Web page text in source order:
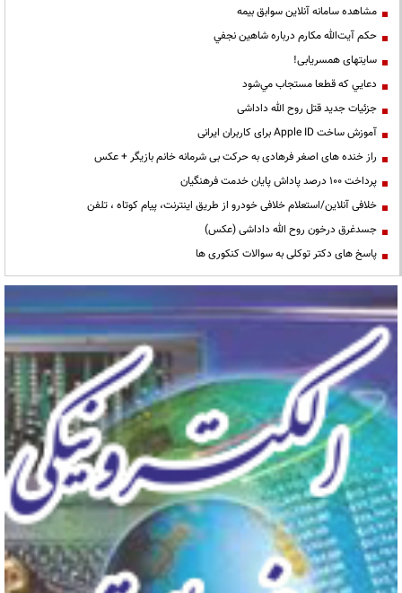
مشاهده سامانه آنلاين سوابق بیمه
حكم آيت‌الله مكارم درباره شاهين نجفي
سایتهای همسریابی!
دعايي كه قطعا مستجاب مي‌شود
جزئیات جدید قتل روح الله داداشی
آموزش ساخت Apple ID برای کاربران ایرانی
راز خنده های اصغر فرهادی به حرکت بی شرمانه خانم بازیگر + عکس
پرداخت ۱۰۰ درصد پاداش پایان خدمت فرهنگیان
خلافی آنلاین/استعلام خلافی خودرو از طریق اینترنت، پیام کوتاه ، تلفن
جسدغرق درخون روح الله داداشی (عکس)
پاسخ های دکتر توکلی به سوالات کنکوری ها